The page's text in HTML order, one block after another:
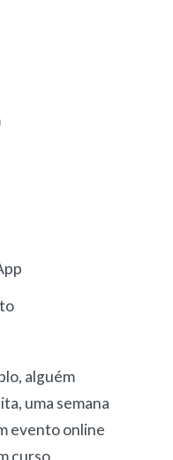
alguém
uma semana
evento online